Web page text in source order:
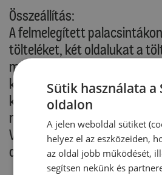
Összeállítás:
A felmelegített
tölteléket, két oldalukat a
majd ellentétes irányból
kisebb (előételes) tányérra
kanalazunk, ráhelyezünk 1-1
meglocsoljuk további kevés
VEGA-val tálaljuk,
díszíthetjük.
Sütik használata
oldalon
A jelen weboldal sütiket
helyez el az eszközeiden,
az oldal jobb működését,
segítsen nekünk és